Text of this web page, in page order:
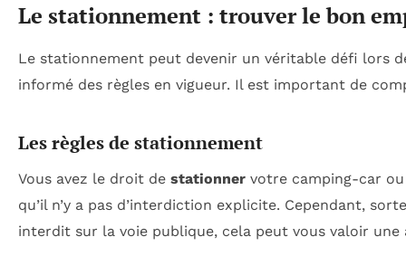
Le stationnement : trouver le bon
Le stationnement peut devenir un véritable défi lors
informé des règles en vigueur. Il est important de
Les règles de stationnement
Vous avez le droit de stationner votre camping-car
qu’il n’y a pas d’interdiction explicite. Cependant,
interdit sur la voie publique, cela peut vous valoir une